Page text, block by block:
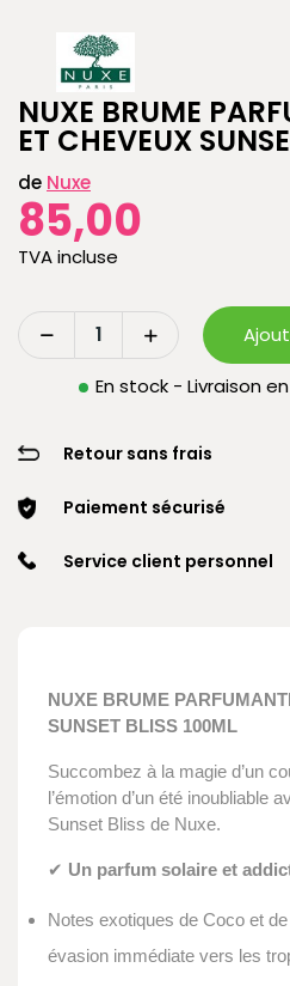
NUXE BRUME
ET CHEVEUX
de Nuxe
85,00
TVA incluse
En stock - Livraison
Retour sans frais
Paiement sécurisé
Service client personnel
NUXE BRUME
SUNSET BLISS 100ML
Succombez à la magie d’un
l’émotion d’un été inoubliable
Sunset Bliss de Nuxe.
✔ Un parfum solaire et
Notes exotiques de Coco et
évasion immédiate vers les